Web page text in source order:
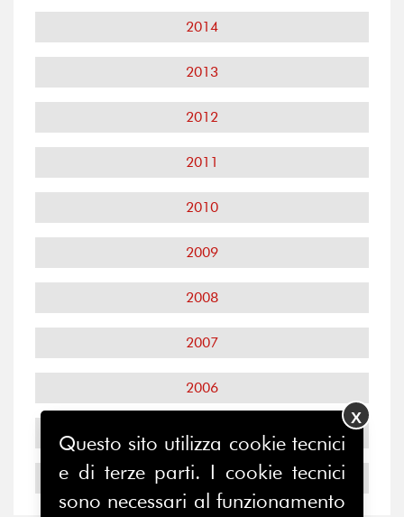
2014
2013
2012
2011
2010
2009
2008
2007
2006
2005
2004
Questo sito utilizza cookie tecnici
e di terze parti. I cookie tecnici
sono necessari al funzionamento
X